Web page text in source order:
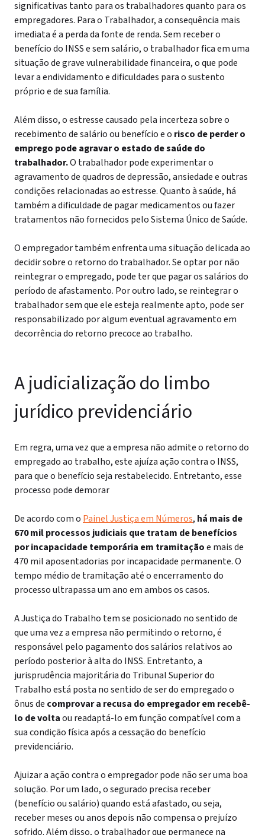
significativas tanto para os trabalhadores quanto para os
empregadores. Para o Trabalhador, a consequência mais
imediata é a perda da fonte de renda. Sem receber o
benefício do INSS e sem salário, o trabalhador fica em uma
situação de grave vulnerabilidade financeira, o que pode
levar a endividamento e dificuldades para o sustento
próprio e de sua família.
Além disso, o estresse causado pela incerteza sobre o
recebimento de salário ou benefício e o risco de perder o
emprego pode agravar o estado de saúde do
trabalhador.O trabalhador pode experimentar o
agravamento de quadros de depressão, ansiedade e outras
condições relacionadas ao estresse. Quanto à saúde, há
também a dificuldade de pagar medicamentos ou fazer
tratamentos não fornecidos pelo Sistema Único de Saúde.
O empregador também enfrenta uma situação delicada ao
decidir sobre o retorno do trabalhador. Se optar por não
reintegrar o empregado, pode ter que pagar os salários do
período de afastamento. Por outro lado, se reintegrar o
trabalhador sem que ele esteja realmente apto, pode ser
responsabilizado por algum eventual agravamento em
decorrência do retorno precoce ao trabalho.
A judicialização do limbo
jurídico previdenciário
Em regra, uma vez que a empresa não admite o retorno do
empregado ao trabalho, este ajuíza ação contra o INSS,
para que o benefício seja restabelecido. Entretanto, esse
processo pode demorar
De acordo com o Painel Justiça em Números, há mais de
670 mil processos judiciais que tratam de benefícios
por incapacidade temporária em tramitaçãoe mais de
470 mil aposentadorias por incapacidade permanente. O
tempo médio de tramitação até o encerramento do
processo ultrapassa um ano em ambos os casos.
A Justiça do Trabalho tem se posicionado no sentido de
que uma vez a empresa não permitindo o retorno, é
responsável pelo pagamento dos salários relativos ao
período posterior à alta do INSS. Entretanto, a
jurisprudência majoritária do Tribunal Superior do
Trabalho está posta no sentido de ser do empregado o
ônus de comprovar a recusa do empregador em recebê-
lo de voltaou readaptá-lo em função compatível com a
sua condição física após a cessação do benefício
previdenciário.
Ajuizar a ação contra o empregador pode não ser uma boa
solução. Por um lado, o segurado precisa receber
(benefício ou salário) quando está afastado, ou seja,
receber meses ou anos depois não compensa o prejuízo
sofrido. Além disso, o trabalhador que permanece na